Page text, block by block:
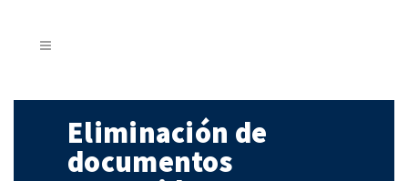
Eliminación de
documentos